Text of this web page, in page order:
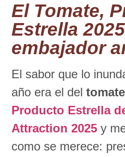
El Tomate,
Estrella
embajador
El sabor que lo
año era el deltomate
Producto Estrella
Attraction 2025 y
como se merece: